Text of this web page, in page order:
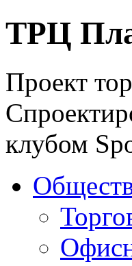
ТРЦ
Проект
клубом